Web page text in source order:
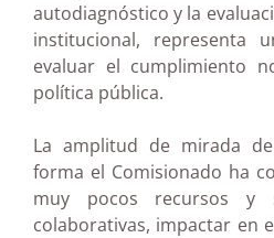
autodiagnóstico y la
institucional, representa
evaluar el cumplimiento
política pública.
La amplitud de mirada
forma el Comisionado ha
muy pocos recursos y
colaborativas, impactar en